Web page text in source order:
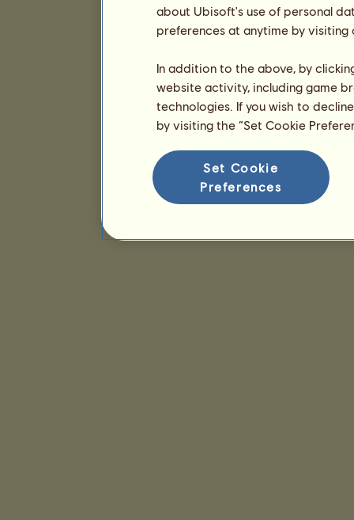
about Ubisoft's use of personal
preferences at anytime by
In addition to the above, by
website activity, including game
technologies. If you wish to
by visiting the “Set Cookie
Set Cookie
Preferences